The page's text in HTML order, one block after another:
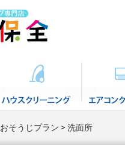
おそうじプラン 洗面所